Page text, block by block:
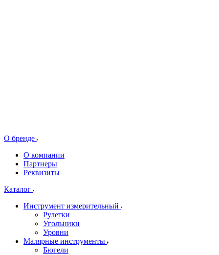
О бренде
О компании
Партнеры
Реквизиты
Каталог
Инструмент измерительный
Рулетки
Угольники
Уровни
Малярные инструменты
Бюгели